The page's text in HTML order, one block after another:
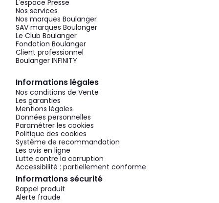
L'espace Presse
Nos services
Nos marques Boulanger
SAV marques Boulanger
Le Club Boulanger
Fondation Boulanger
Client professionnel
Boulanger INFINITY
Informations légales
Nos conditions de Vente
Les garanties
Mentions légales
Données personnelles
Paramétrer les cookies
Politique des cookies
Système de recommandation
Les avis en ligne
Lutte contre la corruption
Accessibilité : partiellement conforme
Informations sécurité
Rappel produit
Alerte fraude